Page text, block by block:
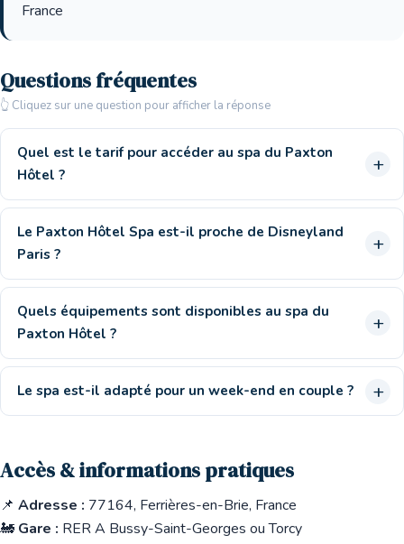
France
Questions fréquentes
👆 Cliquez sur une question pour afficher la réponse
Quel est le tarif pour accéder au spa du Paxton
Hôtel ?
Le Paxton Hôtel Spa est-il proche de Disneyland
Paris ?
Quels équipements sont disponibles au spa du
Paxton Hôtel ?
Le spa est-il adapté pour un week-end en couple ?
Accès & informations pratiques
📌 Adresse : 77164, Ferrières-en-Brie, France
🚂 Gare : RER A Bussy-Saint-Georges ou Torcy